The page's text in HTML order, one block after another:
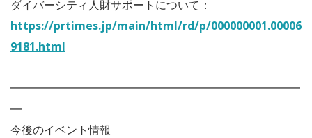
ダイバーシティ人財サポートについて：
https://prtimes.jp/main/html/rd/p/000000001.00006
9181.html
━━━━━━━━━━━━━━━━━━━━━━━━━━
━
今後のイベント情報